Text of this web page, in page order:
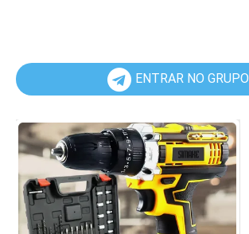
ENTRAR NO GRUPO